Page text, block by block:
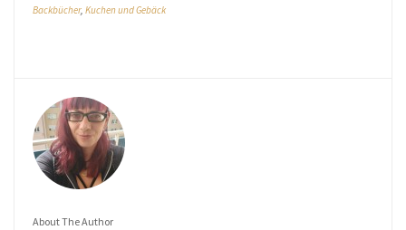
Backbücher, Kuchen und Gebäck
About The Author